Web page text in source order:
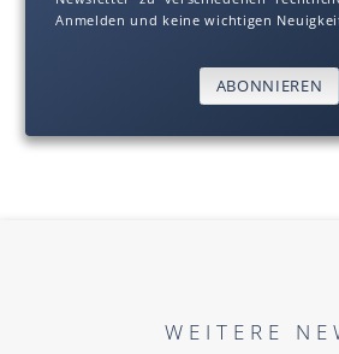
Anmelden und keine wichtigen
ABONNIEREN
WEITERE